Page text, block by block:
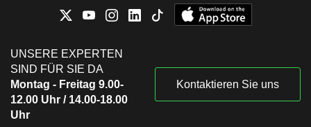
UNSERE EXPERTEN
SIND FÜR SIE DA
Montag - Freitag 9.00-
12.00 Uhr / 14.00-18.00
Uhr
Kontaktieren Sie uns